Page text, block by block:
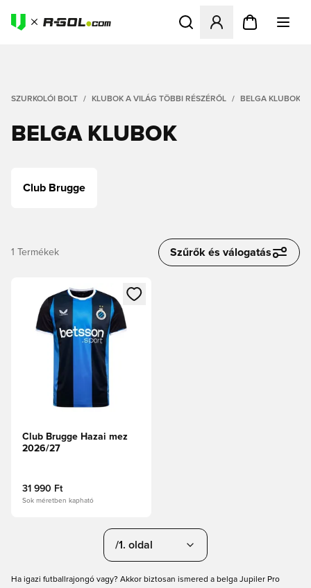
Megnyit egy modált a
SZURKOLÓI BOLT KLUBOK A VILÁG TÖBBI RÉSZÉRŐL BELGA KLUBOK
BELGA KLUBOK
Club Brugge
1 Termékek Szűrők és válogatás
Megnyit egy modált a bejelentkezéshez vagy a tagként
Club Brugge Hazai mez
2026/27
31 990 Ft
Sok méretben kapható
/1. oldal
Ha igazi futballrajongó vagy? Akkor biztosan ismered a belga Jupiler Pro